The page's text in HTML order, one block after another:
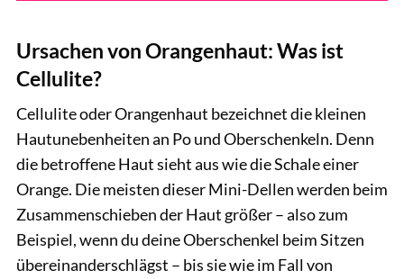
Ursachen von Orangenhaut: Was ist
Cellulite?
Cellulite oder Orangenhaut bezeichnet die kleinen
Hautunebenheiten an Po und Oberschenkeln. Denn
die betroffene Haut sieht aus wie die Schale einer
Orange. Die meisten dieser Mini-Dellen werden beim
Zusammenschieben der Haut größer – also zum
Beispiel, wenn du deine Oberschenkel beim Sitzen
übereinanderschlägst – bis sie wie im Fall von